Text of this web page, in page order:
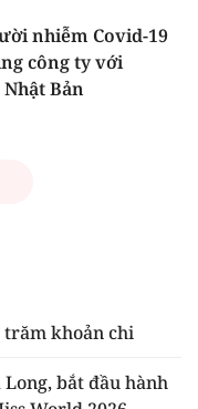
nhiễm Covid-19
công ty với
Bản
trăm khoản chi
bắt đầu hành